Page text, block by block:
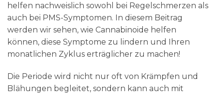
helfen nachweislich sowohl bei Regelschmerzen als
auch bei PMS-Symptomen. In diesem Beitrag
werden wir sehen, wie Cannabinoide helfen
können, diese Symptome zu lindern und Ihren
monatlichen Zyklus erträglicher zu machen!
Die Periode wird nicht nur oft von Krämpfen und
Blähungen begleitet, sondern kann auch mit